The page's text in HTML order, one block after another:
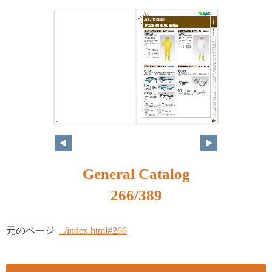
250 251
General Catalog
266/389
元のページ ../index.html#266